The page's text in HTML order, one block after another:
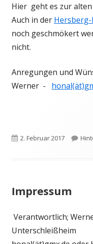
Hier geht es zur alten
Auch in der Hersberg-
noch geschmökert
nicht.
Anregungen und
Werner -
Veröffentlicht
2. Februar 2017
Impressum
Verantwortlich;
Unterschleißheim